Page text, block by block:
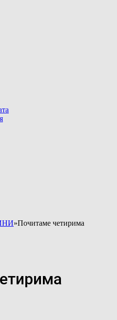
»Почитаме четирима